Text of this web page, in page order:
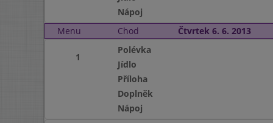
Nápoj
Menu
Chod Čtvrtek 6. 6. 2013
1
Polévka
Jídlo
Příloha
Doplněk
Nápoj